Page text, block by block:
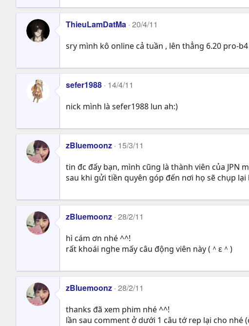
ThieuLamDatMa 20/4/11
sry mình kô online cả tuần , lên thẳng 6.20 pro-
sefer1988 14/4/11
nick mình là sefer1988 lun ah:)
zBluemoonz 15/3/11
tin đc đấy bạn, mình cũng là thành viên của JPN
sau khi gửi tiền quyên góp đến nơi họ sẽ chụp
zBluemoonz 28/2/11
hì cám ơn nhé ^^!
rất khoái nghe mấy câu động viên này (＾ε＾)
zBluemoonz 28/2/11
thanks đã xem phim nhé ^^!
lần sau comment ở dưới 1 câu tớ rep lại cho nhé